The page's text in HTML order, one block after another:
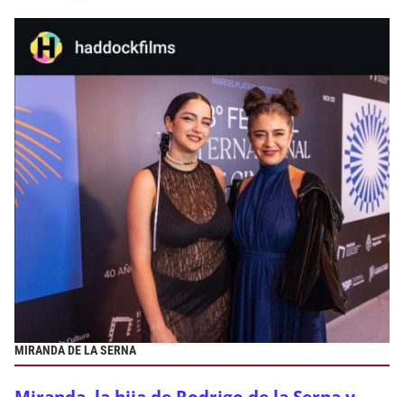
MIRANDA DE LA SERNA